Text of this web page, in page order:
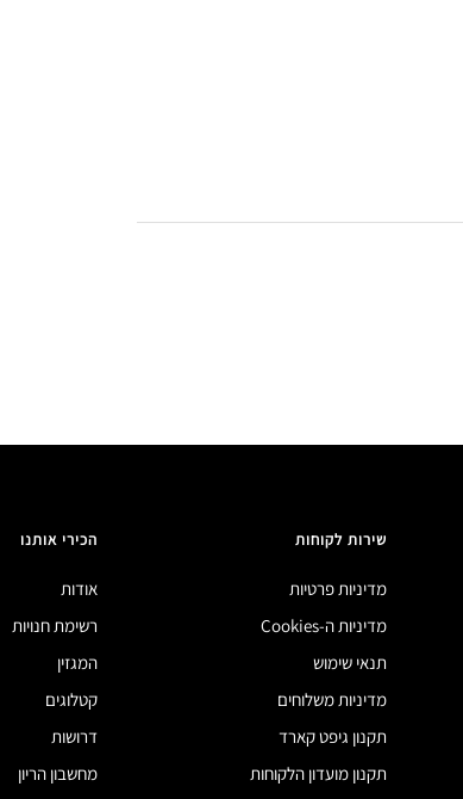
שירות לקוחות
מדיניות פרטיות
מדיניות ה-Cookies
תנאי שימוש
מדיניות משלוחים
תקנון גיפט קארד
תקנון מועדון הלקוחות
הכירי אותנו
אודות
רשימת חנויות
המגזין
קטלוגים
דרושות
מחשבון הריון